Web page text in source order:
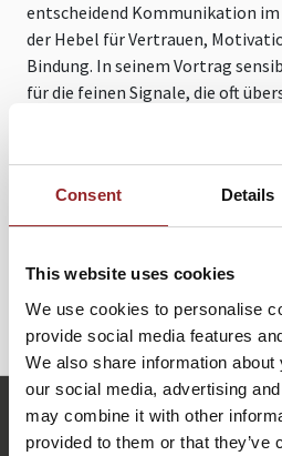
Consent Details
This website uses cookies
We use cookies to personalise
provide social media features
We also share information
our social media, advertising
may combine it with other
provided to them or that they’ve
entscheidend Kommunikation
der Hebel für Vertrauen,
Bindung. In seinem Vortrag
für die feinen Signale, die oft
Aus der Perspektive des
authentische Geschichten und
im täglichen Miteinander. Wer
+49 (0)821